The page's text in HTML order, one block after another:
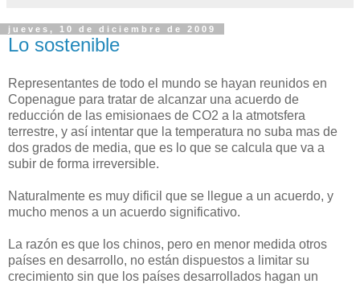
jueves, 10 de diciembre de 2009
Lo sostenible
Representantes de todo el mundo se hayan reunidos en
Copenague para tratar de alcanzar una acuerdo de
reducción de las emisionaes de CO2 a la atmotsfera
terrestre, y así intentar que la temperatura no suba mas de
dos grados de media, que es lo que se calcula que va a
subir de forma irreversible.
Naturalmente es muy dificil que se llegue a un acuerdo, y
mucho menos a un acuerdo significativo.
La razón es que los chinos, pero en menor medida otros
países en desarrollo, no están dispuestos a limitar su
crecimiento sin que los países desarrollados hagan un